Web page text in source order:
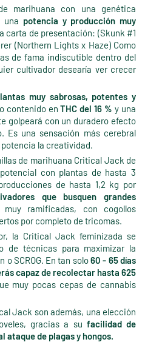
marihuana con una genética
una potencia y producción muy
carta de presentación: (Skunk #1
(Northern Lights x Haze) Como
de fama indiscutible dentro del
cultivador desearía ver crecer
muy sabrosas, potentes y
contenido enTHC del 16 % y una
golpeará con un duradero efecto
Es una sensación más cerebral
la creatividad.
de marihuana Critical Jack de
con plantas de hasta 3
de hasta 1,2 kg por
que busquen grandes
ramificadas, con cogollos
por completo de tricomas.
la Critical Jack feminizada se
de técnicas para maximizar la
o SCROG. En tan solo60 - 65 días
capaz de recolectar hasta 625
muy pocas cepas de cannabis
Jack son además, una elección
gracias a su facilidad de
de plagas y hongos.